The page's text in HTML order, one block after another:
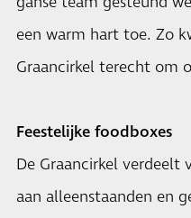
een warm hart toe. Zo
Graancirkel terecht om
Feestelijke foodboxes
De Graancirkel verdeelt
aan alleenstaanden en